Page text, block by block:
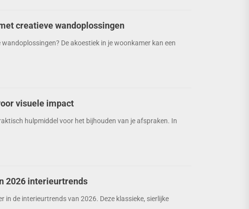
creatieve wandoplossingen
De akoestiek in je woonkamer kan een
visuele impact
hulpmiddel voor het bijhouden van je afspraken. In
2026 interieurtrends
de interieurtrends van 2026. Deze klassieke, sierlijke